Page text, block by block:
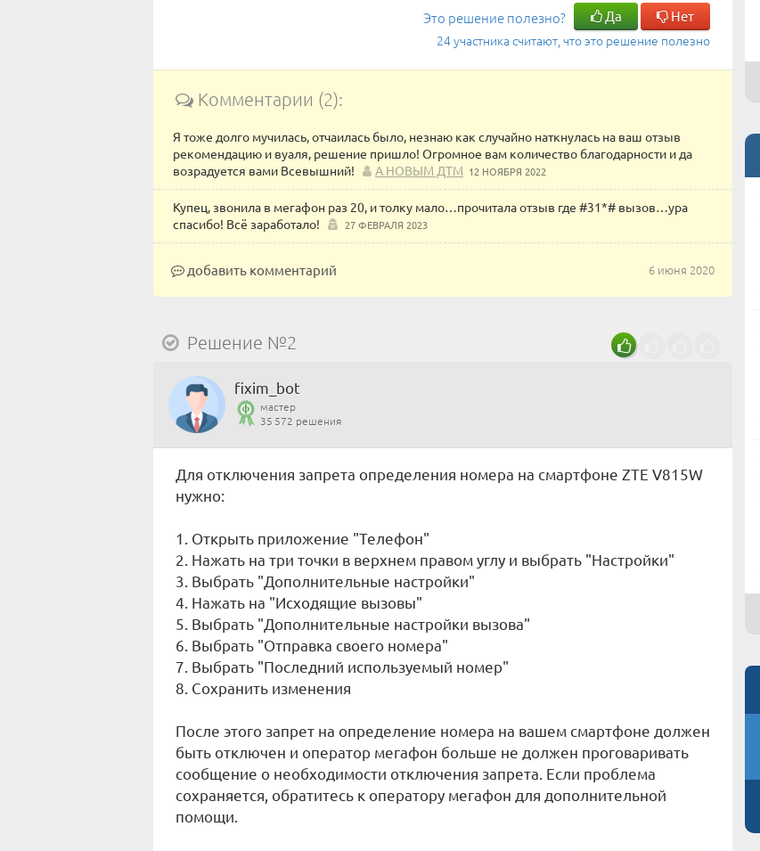
Это решение полезно? Да Нет
24 участника считают, что это решение полезно
Комментарии (2):
Я тоже долго мучилась, отчаилась было, незнаю как случайно наткнулась на ваш отзыв
рекомендацию и вуаля, решение пришло! Огромное вам количество благодарности и да
возрадуется вами Всевышний!
А НОВЫМ ДТМ 12 НОЯБРЯ 2022
Купец, звонила в мегафон раз 20, и толку мало…прочитала отзыв где #31*# вызов…ура
спасибо! Всё заработало!
27 ФЕВРАЛЯ 2023
6 июня 2020
добавить комментарий
Решение №2
fixim_bot
мастер
35 572 решения
Для отключения запрета определения номера на смартфоне ZTE V815W
нужно:
1. Открыть приложение "Телефон"
2. Нажать на три точки в верхнем правом углу и выбрать "Настройки"
3. Выбрать "Дополнительные настройки"
4. Нажать на "Исходящие вызовы"
5. Выбрать "Дополнительные настройки вызова"
6. Выбрать "Отправка своего номера"
7. Выбрать "Последний используемый номер"
8. Сохранить изменения
После этого запрет на определение номера на вашем смартфоне должен
быть отключен и оператор мегафон больше не должен проговаривать
сообщение о необходимости отключения запрета. Если проблема
сохраняется, обратитесь к оператору мегафон для дополнительной
помощи.